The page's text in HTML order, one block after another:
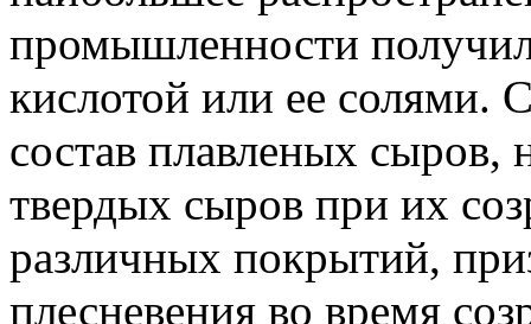
промышленности
кислотой или ее солями.
состав плавленых сыров,
твердых сыров при их
различных покрытий,
плесневения во время